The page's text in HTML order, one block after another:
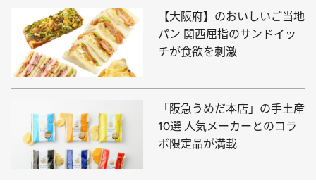
【大阪府】のおいしいご当地
パン 関西屈指のサンドイッ
チが食欲を刺激
「阪急うめだ本店」の手土産
10選 人気メーカーとのコラ
ボ限定品が満載